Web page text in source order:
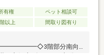
有権
ペット相談可
以上 間取り図有り
階部分南向